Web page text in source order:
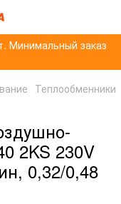
Минимальный заказ
Теплообменники
2KS 230V
0,32/0,48